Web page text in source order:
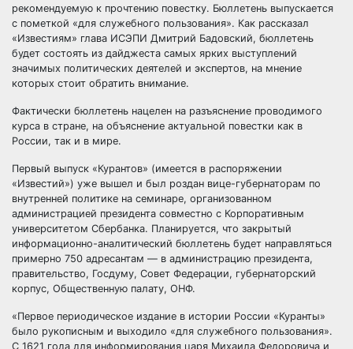
рекомендуемую к прочтению повестку. Бюллетень выпускается
с пометкой «для служебного пользования». Как рассказал
«Известиям» глава ИСЭПИ Дмитрий Бадовский, бюллетень
будет состоять из дайджеста самых ярких выступлений
значимых политических деятелей и экспертов, на мнение
которых стоит обратить внимание.
Фактически бюллетень нацелен на разъяснение проводимого
курса в стране, на объяснение актуальной повестки как в
России, так и в мире.
Первый выпуск «Курантов» (имеется в распоряжении
«Известий») уже вышел и был роздан вице-губернаторам по
внутренней политике на семинаре, организованном
администрацией президента совместно с Корпоративным
университетом Сбербанка. Планируется, что закрытый
информационно-аналитический бюллетень будет направляться
примерно 750 адресантам — в администрацию президента,
правительство, Госдуму, Совет Федерации, губернаторский
корпус, Общественную палату, ОНФ.
«Первое периодическое издание в истории России «Куранты»
было рукописным и выходило «для служебного пользования».
С 1621 года для информирования царя Михаила Федоровича и